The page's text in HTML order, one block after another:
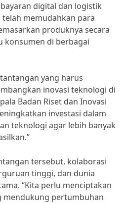
digital dan logistik
memudahkan para
produknya secara
konsumen di berbagai
yang harus
inovasi teknologi di
Badan Riset dan Inovasi
investasi dalam
teknologi agar lebih banyak
tersebut, kolaborasi
tinggi, dan dunia
“Kita perlu menciptakan
mendukung pertumbuhan